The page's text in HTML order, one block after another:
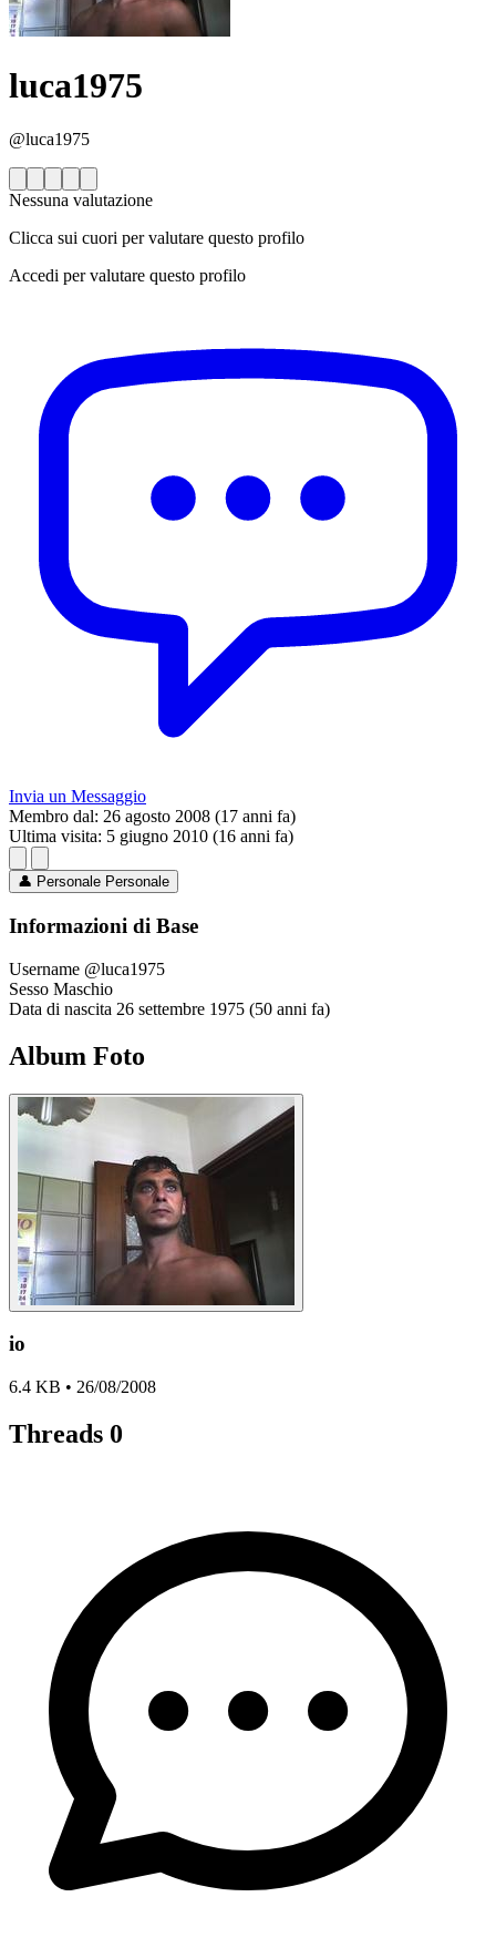
luca1975
@luca1975
Nessuna valutazione
Clicca sui cuori per valutare questo profilo
Accedi per valutare questo profilo
Invia un Messaggio
Membro dal: 26 agosto 2008 (17 anni fa)
Ultima visita: 5 giugno 2010 (16 anni fa)
👤 Personale Personale
Informazioni di Base
Username @luca1975
Sesso Maschio
Data di nascita 26 settembre 1975 (50 anni fa)
Album Foto
io
6.4 KB • 26/08/2008
Threads 0